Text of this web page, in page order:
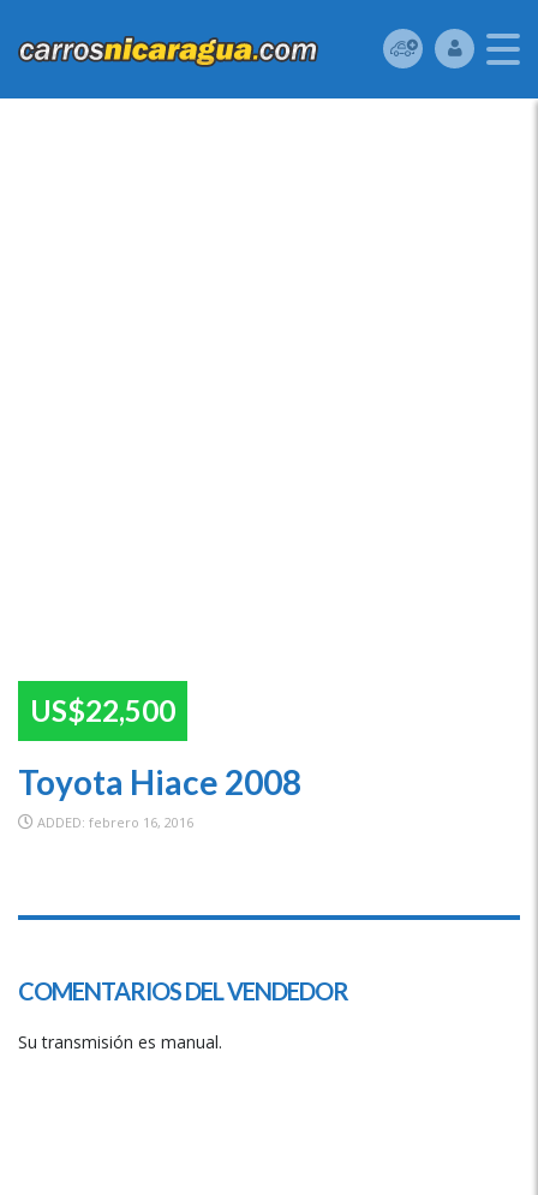
US$22,500
Toyota Hiace 2008
ADDED: febrero 16, 2016
SPECIAL
COMENTARIOS DEL VENDEDOR
Su transmisión es manual.